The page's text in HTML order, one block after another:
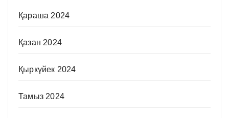
Қараша 2024
Қазан 2024
Қыркүйек 2024
Тамыз 2024